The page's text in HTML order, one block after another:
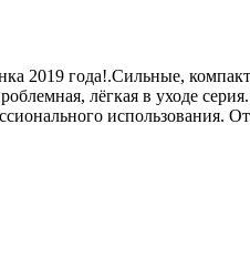
2019 года!.Сильные,
лёгкая в уходе
использования.